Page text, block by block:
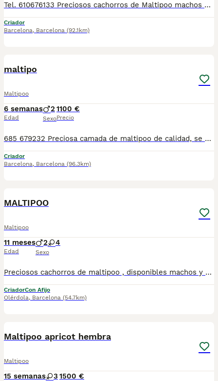
Tel. 610676133 Preciosos cachorros de Maltipoo machos y hembra, con mucha calidad de pelo, tienen dos meses de edad. Se entregan revisados por nuestro veterinario, con la vacuna correspondiente a la edad, desparasitados, con su cartilla veterinaria, microchip y garantía sanitaria por escrito virica y genética, muy bien cuidados, muy sanos, criados en entorno familiar. Tienen muy buen carácter, ideales para compañia. Disponemos de centro con número zoológico T-2500116
Criador
Barcelona, Barcelona (92.1km)
maltipo
Maltipoo
6 semanas
Edad
2
Sexo
1100 €
Precio
685 679232 Preciosa camada de maltipoo de calidad, se entregan con minimo de dos meses y medio de edad y sus vacunas correspondientes, desparasitados interna y externamente, pasaporte y microchip, contrato de garantia de salud. preferiblemente recogida en mano pero también podemos entregar en toda España mediante transporte de alta calidad preparado para animales y con chofer particular con posibilidad de pago contra reembolso Llámanos o háblanos por whats app, Teléfono 685 679 232
Criador
Barcelona, Barcelona (96.3km)
MALTIPOO
Maltipoo
11 meses
Edad
2 4
Sexo
Preciosos cachorros de maltipoo , disponibles machos y hembras , varios colores. Todos nuestros cachorros se entregan con las vacunas correspondientes a su edad y microchip, con las respectivas garantías. Visitanos sin ningun tipo de compromsio , gran exposicion de cachorros, padres a la vista.
CriadorCon Afijo
Olérdola, Barcelona (54.7km)
Maltipoo apricot hembra
Maltipoo
15 semanas 3 1500 €